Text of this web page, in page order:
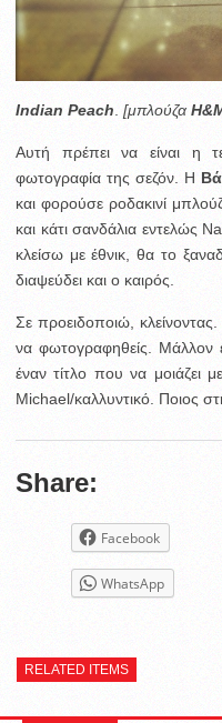
Indian Peach [μπλούζα
Αυτή πρέπει να είναι η
φωτογραφία της σεζόν. Η
και φορούσε ροδακινί
και κάτι σανδάλια εντελώς
κλείσω με έθνικ, θα το
διαψεύδει και ο καιρός.
Σε προειδοποιώ,
να φωτογραφηθείς. Μάλλον
έναν τίτλο που να μοιάζει
Michael/καλλυντικό. Ποιος
Share:
Facebook
WhatsApp
RELATED ITEMS